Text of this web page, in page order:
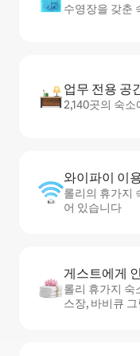
수영장을 갖춘
업무 전용 공
2,140곳의 숙
와이파이 이
롤리의 휴가지
어 있습니다
게스트에게
롤리 휴가지 숙
스장, 바비큐